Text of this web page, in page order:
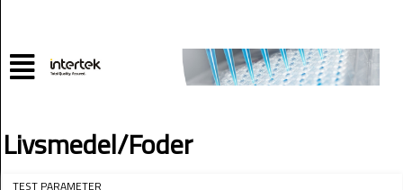
Livsmedel/Foder
TEST PARAMETER